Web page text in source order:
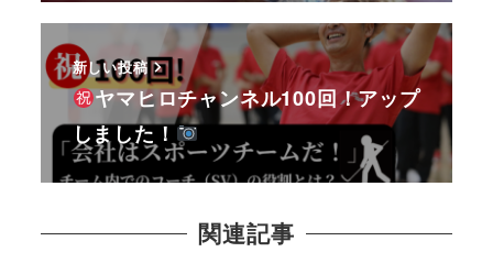
新しい投稿
ヤマヒロチャンネル100回！アップ
しました！
関連記事